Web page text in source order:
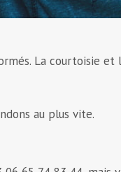
La courtoisie
au plus vite.